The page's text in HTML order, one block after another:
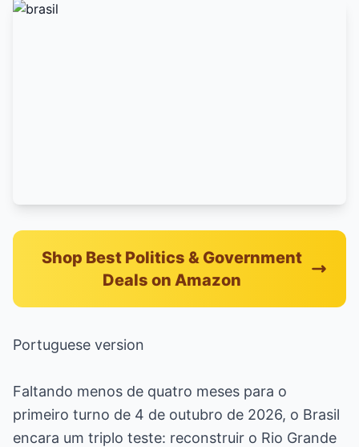
Shop Best Politics & Government
Deals on Amazon
Portuguese version
Faltando menos de quatro meses para o
primeiro turno de 4 de outubro de 2026, o Brasil
encara um triplo teste: reconstruir o Rio Grande